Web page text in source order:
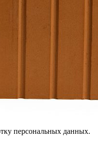
персональных данных.